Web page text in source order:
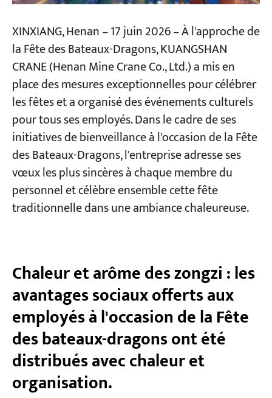
Projets
Blogs
Nouvelles
Demandes
À propos de nous
XINXIANG, Henan – 17 juin 2026 – À l'approche de
la Fête des Bateaux-Dragons, KUANGSHAN
CRANE (Henan Mine Crane Co., Ltd.) a mis en
place des mesures exceptionnelles pour célébrer
les fêtes et a organisé des événements culturels
pour tous ses employés. Dans le cadre de ses
initiatives de bienveillance à l'occasion de la Fête
des Bateaux-Dragons, l'entreprise adresse ses
vœux les plus sincères à chaque membre du
personnel et célèbre ensemble cette fête
traditionnelle dans une ambiance chaleureuse.
Chaleur et arôme des zongzi : les
avantages sociaux offerts aux
employés à l'occasion de la Fête
des bateaux-dragons ont été
distribués avec chaleur et
organisation.